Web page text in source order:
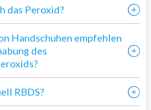
das Peroxid?
Handschuhen empfehlen
des
RBDS?